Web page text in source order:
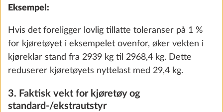
Eksempel:
Hvis det foreligger lovlig tillatte toleranser på 1 %
for kjøretøyet i eksempelet ovenfor, øker vekten i
kjøreklar stand fra 2939 kg til 2968,4 kg. Dette
reduserer kjøretøyets nyttelast med 29,4 kg.
3. Faktisk vekt for kjøretøy og
standard-/ekstrautstyr